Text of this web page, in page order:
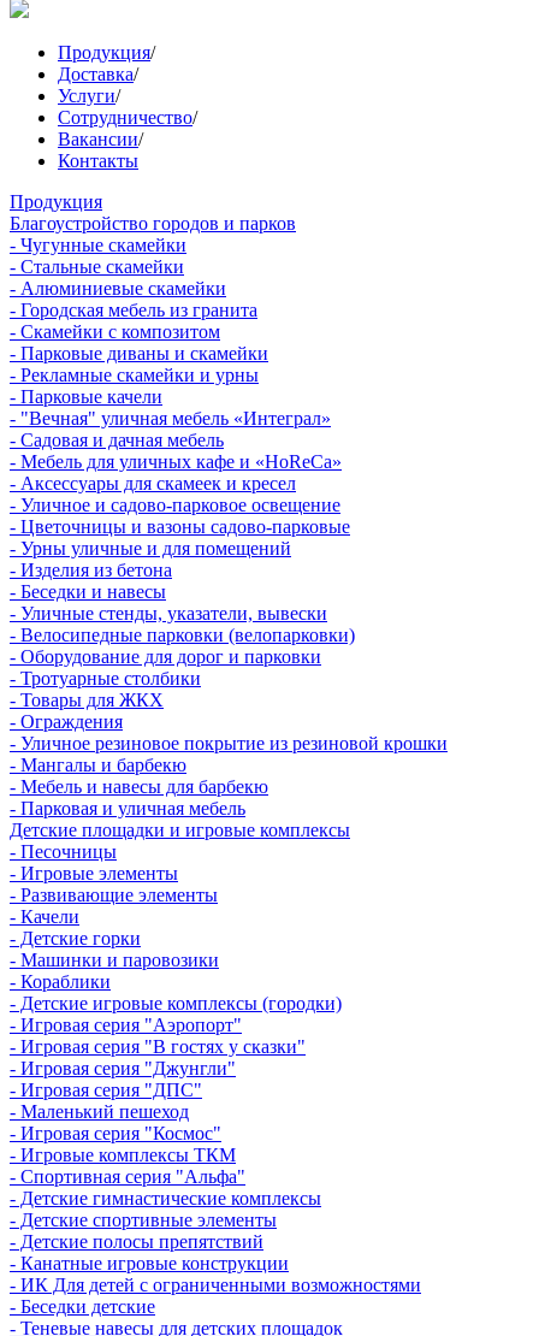
Продукция/
Доставка/
Услуги/
Сотрудничество/
Вакансии/
Контакты
Продукция
Благоустройство городов и парков
- Чугунные скамейки
- Стальные скамейки
- Алюминиевые скамейки
- Городская мебель из гранита
- Скамейки с композитом
- Парковые диваны и скамейки
- Рекламные скамейки и урны
- Парковые качели
- "Вечная" уличная мебель «Интеграл»
- Садовая и дачная мебель
- Мебель для уличных кафе и «HoReCa»
- Аксессуары для скамеек и кресел
- Уличное и садово-парковое освещение
- Цветочницы и вазоны садово-парковые
- Урны уличные и для помещений
- Изделия из бетона
- Беседки и навесы
- Уличные стенды, указатели, вывески
- Велосипедные парковки (велопарковки)
- Оборудование для дорог и парковки
- Тротуарные столбики
- Товары для ЖКХ
- Ограждения
- Уличное резиновое покрытие из резиновой крошки
- Мангалы и барбекю
- Мебель и навесы для барбекю
- Парковая и уличная мебель
Детские площадки и игровые комплексы
- Песочницы
- Игровые элементы
- Развивающие элементы
- Качели
- Детские горки
- Машинки и паровозики
- Кораблики
- Детские игровые комплексы (городки)
- Игровая серия "Аэропорт"
- Игровая серия "В гостях у сказки"
- Игровая серия "Джунгли"
- Игровая серия "ДПС"
- Маленький пешеход
- Игровая серия "Космос"
- Игровые комплексы ТКМ
- Спортивная серия "Альфа"
- Детские гимнастические комплексы
- Детские спортивные элементы
- Детские полосы препятствий
- Канатные игровые конструкции
- ИК Для детей с ограниченными возможностями
- Беседки детские
- Теневые навесы для детских площадок